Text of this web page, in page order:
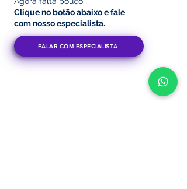
Clique no botão abaixoe fale
com nosso especialista.
FALAR COM ESPECIALISTA